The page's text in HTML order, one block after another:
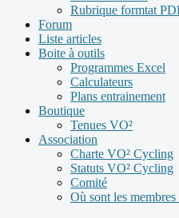
Rubrique formtat
Forum
Liste articles
Boite à outils
Programmes Excel
Calculateurs
Plans entrainement
Boutique
Tenues VO²
Association
Charte VO² Cycling
Statuts VO² Cycling
Comité
Où sont les membres